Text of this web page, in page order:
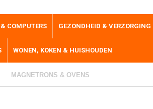
COMPUTERS GEZONDHEID & VERZORGING
WONEN, KOKEN & HUISHOUDEN
MAGNETRONS & OVENS